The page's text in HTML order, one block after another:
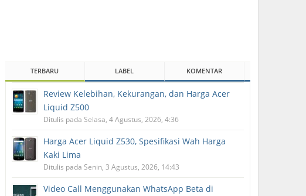
TERBARU LABEL KOMENTAR
Review Kelebihan, Kekurangan, dan Harga Acer
Liquid Z500
Ditulis pada Selasa, 4 Agustus, 2026, 4:36
Harga Acer Liquid Z530, Spesifikasi Wah Harga
Kaki Lima
Ditulis pada Senin, 3 Agustus, 2026, 14:43
Video Call Menggunakan WhatsApp Beta di